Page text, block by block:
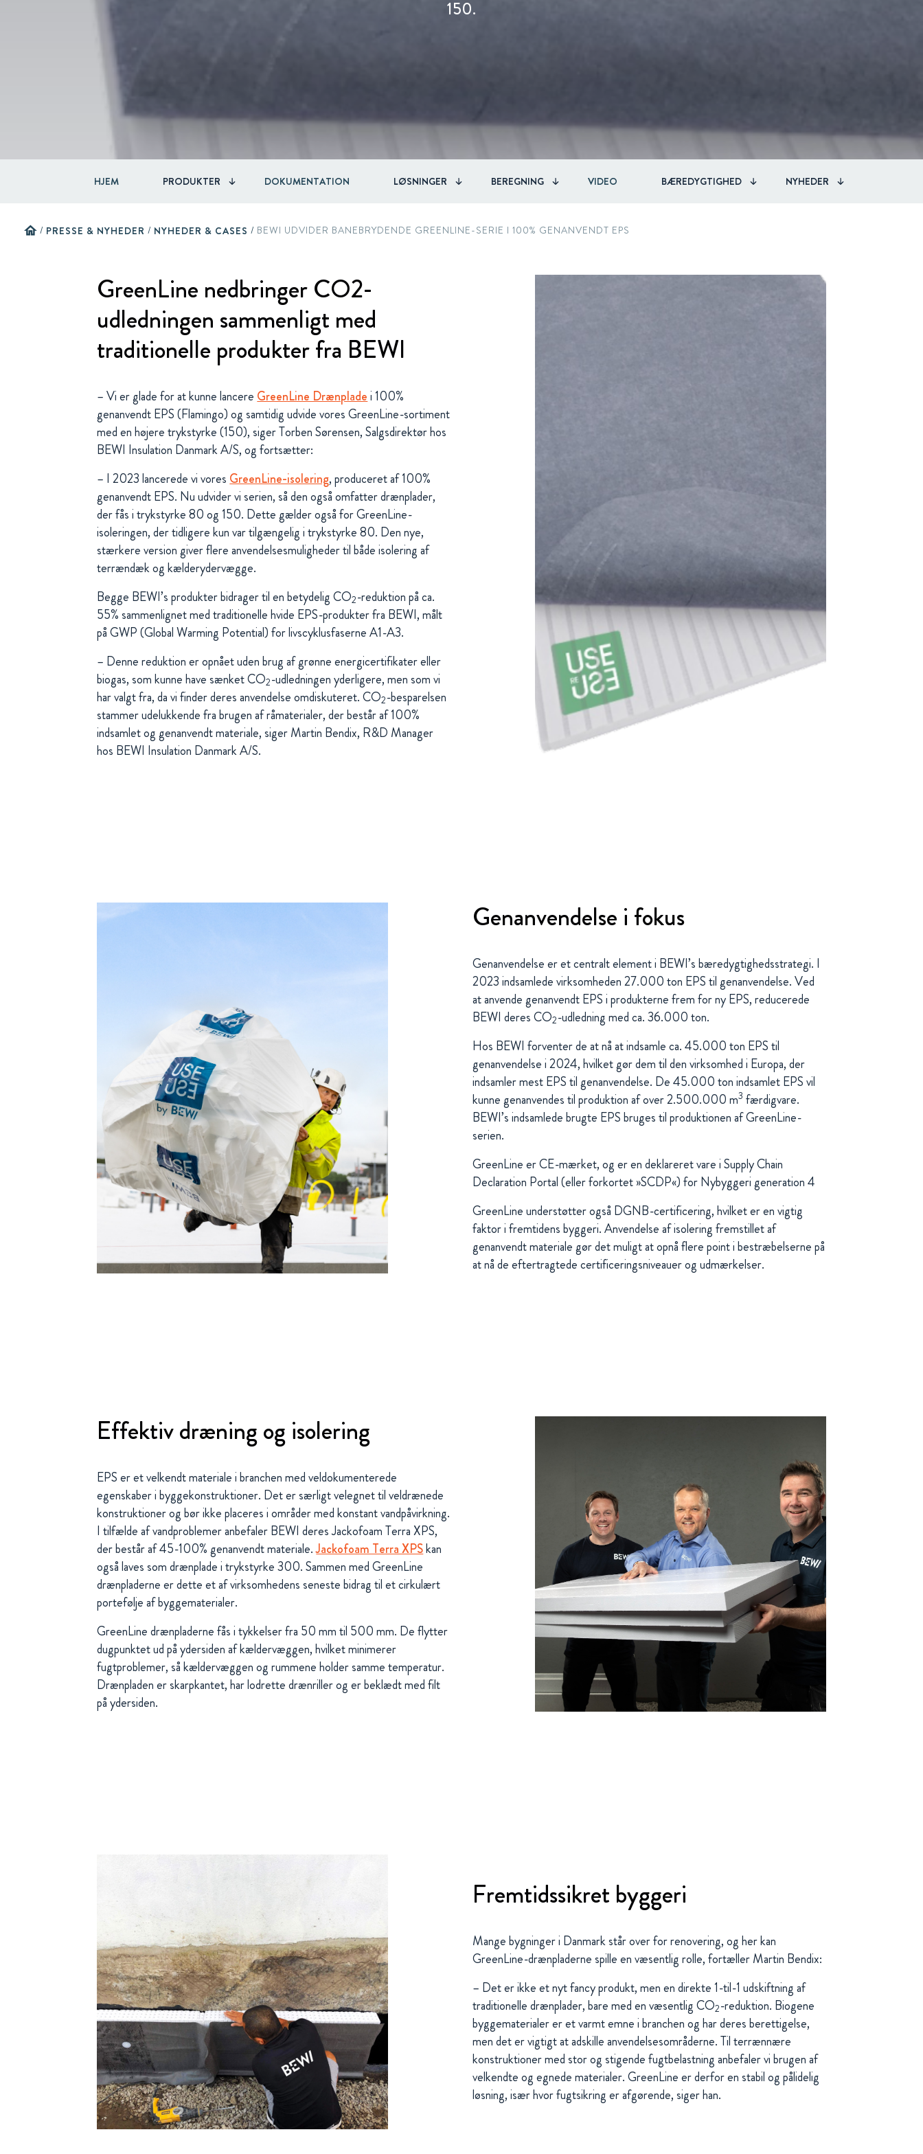
Acquisitions & investments
150.
HJEM PRODUKTER DOKUMENTATION LØSNINGER BEREGNING VIDEO BÆREDYGTIGHED NYHEDER
home / PRESSE & NYHEDER / NYHEDER & CASES / BEWI UDVIDER BANEBRYDENDE GREENLINE-SERIE I 100% GENANVENDT EPS
GreenLine nedbringer CO2-
udledningen sammenligt med
traditionelle produkter fra BEWI
– Vi er glade for at kunne lancere GreenLine Drænpladei 100%
genanvendt EPS (Flamingo) og samtidig udvide vores GreenLine-sortiment
med en højere trykstyrke (150), siger Torben Sørensen, Salgsdirektør hos
BEWI Insulation Danmark A/S, og fortsætter:
– I 2023 lancerede vi vores GreenLine-isolering, produceret af 100%
genanvendt EPS. Nu udvider vi serien, så den også omfatter drænplader,
der fås i trykstyrke 80 og 150. Dette gælder også for GreenLine-
isoleringen, der tidligere kun var tilgængelig i trykstyrke 80. Den nye,
stærkere version giver flere anvendelsesmuligheder til både isolering af
terrændæk og kælderydervægge.
Begge BEWI’s produkter bidrager til en betydelig CO2-reduktion på ca.
55% sammenlignet med traditionelle hvide EPS-produkter fra BEWI, målt
på GWP (Global Warming Potential) for livscyklusfaserne A1-A3.
– Denne reduktion er opnået uden brug af grønne energicertifikater eller
biogas, som kunne have sænket CO2-udledningen yderligere, men som vi
har valgt fra, da vi finder deres anvendelse omdiskuteret. CO2-besparelsen
stammer udelukkende fra brugen af råmaterialer, der består af 100%
indsamlet og genanvendt materiale, siger Martin Bendix, R&D Manager
hos BEWI Insulation Danmark A/S.
Genanvendelse i fokus
Genanvendelse er et centralt element i BEWI’s bæredygtighedsstrategi. I
2023 indsamlede virksomheden 27.000 ton EPS til genanvendelse. Ved
at anvende genanvendt EPS i produkterne frem for ny EPS, reducerede
BEWI deres CO2-udledning med ca. 36.000 ton.
Hos BEWI forventer de at nå at indsamle ca. 45.000 ton EPS til
genanvendelse i 2024, hvilket gør dem til den virksomhed i Europa, der
indsamler mest EPS til genanvendelse. De 45.000 ton indsamlet EPS vil
kunne genanvendes til produktion af over 2.500.000 m3 færdigvare.
BEWI’s indsamlede brugte EPS bruges til produktionen af GreenLine-
serien.
GreenLine er CE-mærket, og er en deklareret vare i Supply Chain
Declaration Portal (eller forkortet »SCDP«) for Nybyggeri generation 4
GreenLine understøtter også DGNB-certificering, hvilket er en vigtig
faktor i fremtidens byggeri. Anvendelse af isolering fremstillet af
genanvendt materiale gør det muligt at opnå flere point i bestræbelserne på
at nå de eftertragtede certificeringsniveauer og udmærkelser.
Effektiv dræning og isolering
EPS er et velkendt materiale i branchen med veldokumenterede
egenskaber i byggekonstruktioner. Det er særligt velegnet til veldrænede
konstruktioner og bør ikke placeres i områder med konstant vandpåvirkning.
I tilfælde af vandproblemer anbefaler BEWI deres Jackofoam Terra XPS,
der består af 45-100% genanvendt materiale.Jackofoam Terra XPSkan
også laves som drænplade i trykstyrke 300. Sammen med GreenLine
drænpladerne er dette et af virksomhedens seneste bidrag til et cirkulært
portefølje af byggematerialer.
GreenLine drænpladerne fås i tykkelser fra 50 mm til 500 mm. De flytter
dugpunktet ud på ydersiden af kældervæggen, hvilket minimerer
fugtproblemer, så kældervæggen og rummene holder samme temperatur.
Drænpladen er skarpkantet, har lodrette drænriller og er beklædt med filt
på ydersiden.
Fremtidssikret byggeri
Mange bygninger i Danmark står over for renovering, og her kan
GreenLine-drænpladerne spille en væsentlig rolle, fortæller Martin Bendix:
– Det er ikke et nyt fancy produkt, men en direkte 1-til-1 udskiftning af
traditionelle drænplader, bare med en væsentlig CO2-reduktion. Biogene
byggematerialer er et varmt emne i branchen og har deres berettigelse,
men det er vigtigt at adskille anvendelsesområderne. Til terrænnære
konstruktioner med stor og stigende fugtbelastning anbefaler vi brugen af
velkendte og egnede materialer. GreenLine er derfor en stabil og pålidelig
løsning, især hvor fugtsikring er afgørende, siger han.